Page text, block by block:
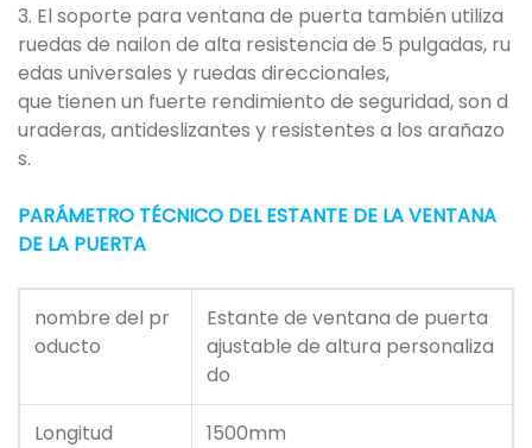
3. El soporte para ventana de puerta también utiliza
ruedas de nailon de alta resistencia de 5 pulgadas, ru
edas universales y ruedas direccionales,
que tienen un fuerte rendimiento de seguridad, son d
uraderas, antideslizantes y resistentes a los arañazo
s.
PARÁMETRO TÉCNICO DEL ESTANTE DE LA VENTANA
DE LA PUERTA
nombre del pr
oducto
Estante de ventana de puerta
ajustable de altura personaliza
do
Longitud 1500mm